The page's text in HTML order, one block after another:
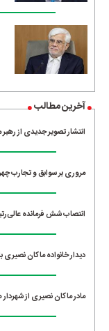
آخرین مطالب
انتشار تصویر جدیدی از
مروری بر سوابق و تجارب
انتصاب شش فرمانده
دیدار خانواده ماکان
مادر ماکان نصیری از